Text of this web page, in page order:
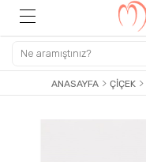
ANASAYFA ÇIÇEK